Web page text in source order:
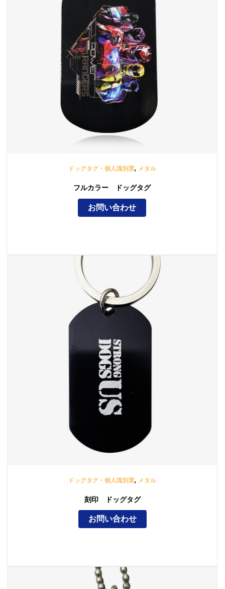
ドッグタグ・個人識別票, メタル
フルカラー ドッグタグ
お問い合わせ
ドッグタグ・個人識別票, メタル
刻印 ドッグタグ
お問い合わせ